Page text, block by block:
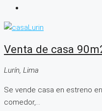
Venta de casa
Lurín, Lima
Se vende casa en estreno
comedor,...